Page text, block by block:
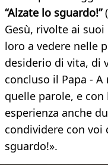
“Alzate lo sguardo!”
Gesù, rivolte ai
loro a vedere nelle
desiderio di vita, di
concluso il Papa -
quelle parole, e
esperienza anche
condividere con
sguardo!».